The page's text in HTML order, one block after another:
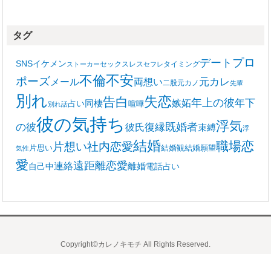
タグ
SNSイケメンストーカーセックスレスセフレタイミングデート プロ
ポーズ メール不倫不安両想い二股元カノ 元カレ先輩
別れ別れ話占い同棲告白 喧嘩失恋嫉妬年上の彼年下
の彼彼の気持ち 彼氏復縁既婚者束縛浮気浮
気性 片思い 片想い社内恋愛結婚結婚観結婚願望職場恋
愛自己中連絡遠距離恋愛離婚電話占い
Copyright©カレノキモチ All Rights Reserved.